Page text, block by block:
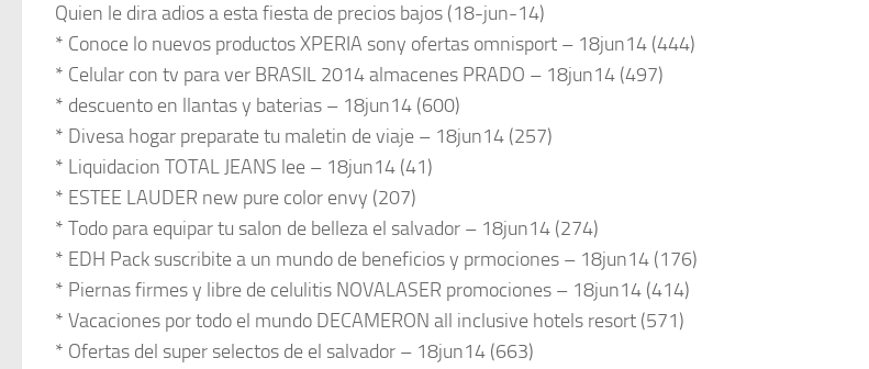
Quien le dira adios a esta fiesta de precios bajos (18-jun-14)
* Conoce lo nuevos productos XPERIA sony ofertas omnisport – 18jun14 (444)
* Celular con tv para ver BRASIL 2014 almacenes PRADO – 18jun14 (497)
* descuento en llantas y baterias – 18jun14 (600)
* Divesa hogar preparate tu maletin de viaje – 18jun14 (257)
* Liquidacion TOTAL JEANS lee – 18jun14 (41)
* ESTEE LAUDER new pure color envy (207)
* Todo para equipar tu salon de belleza el salvador – 18jun14 (274)
* EDH Pack suscribite a un mundo de beneficios y prmociones – 18jun14 (176)
* Piernas firmes y libre de celulitis NOVALASER promociones – 18jun14 (414)
* Vacaciones por todo el mundo DECAMERON all inclusive hotels resort (571)
* Ofertas del super selectos de el salvador – 18jun14 (663)